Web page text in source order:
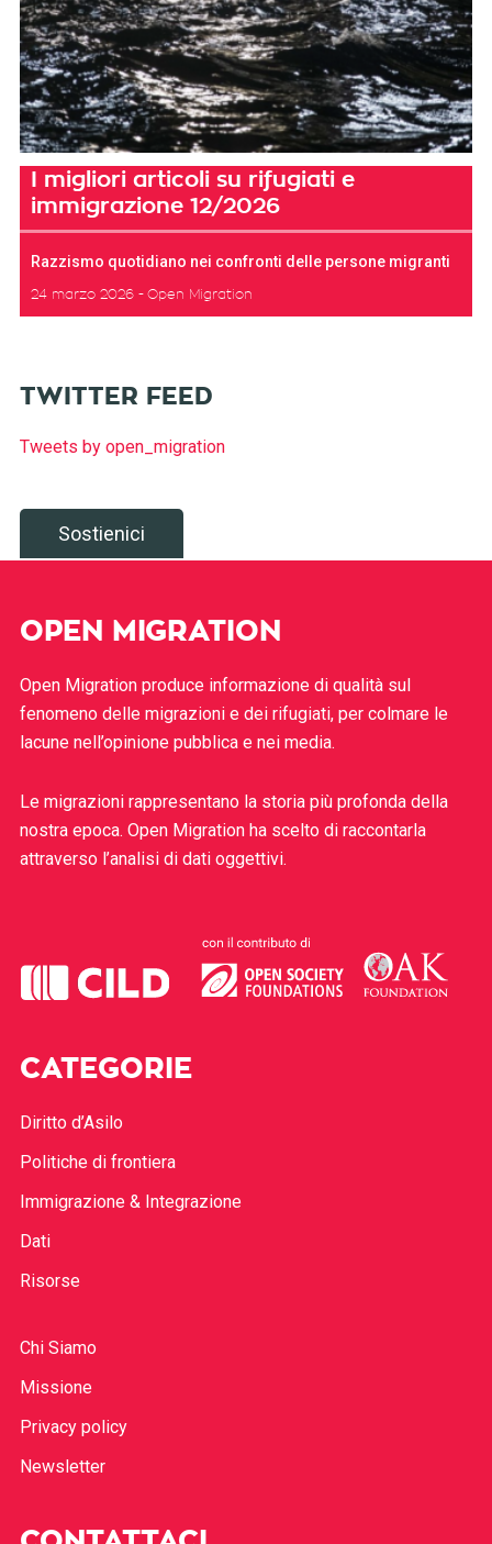
I migliori articoli su rifugiati e
immigrazione 12/2026
Razzismo quotidiano nei confronti delle persone migranti
24 marzo 2026 Open Migration
TWITTER FEED
Tweets by open_migration
Sostienici
OPEN MIGRATION
Open Migration produce informazione di qualità sul
fenomeno delle migrazioni e dei rifugiati, per colmare le
lacune nell’opinione pubblica e nei media.
Le migrazioni rappresentano la storia più profonda della
nostra epoca. Open Migration ha scelto di raccontarla
attraverso l’analisi di dati oggettivi.
CATEGORIE
Diritto d’Asilo
Politiche di frontiera
Immigrazione & Integrazione
Dati
Risorse
Chi Siamo
Missione
Privacy policy
Newsletter